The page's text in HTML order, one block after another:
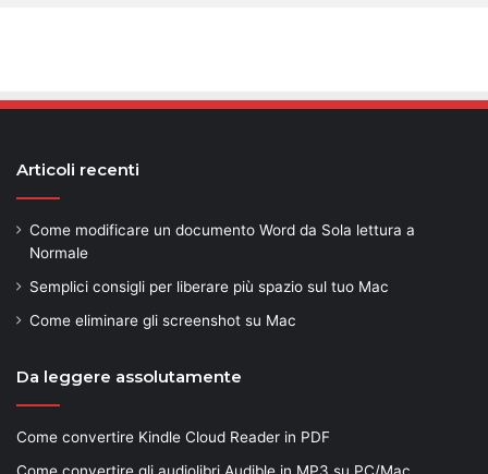
Articoli recenti
Come modificare un documento Word da Sola lettura a
Normale
Semplici consigli per liberare più spazio sul tuo Mac
Come eliminare gli screenshot su Mac
Da leggere assolutamente
Come convertire Kindle Cloud Reader in PDF